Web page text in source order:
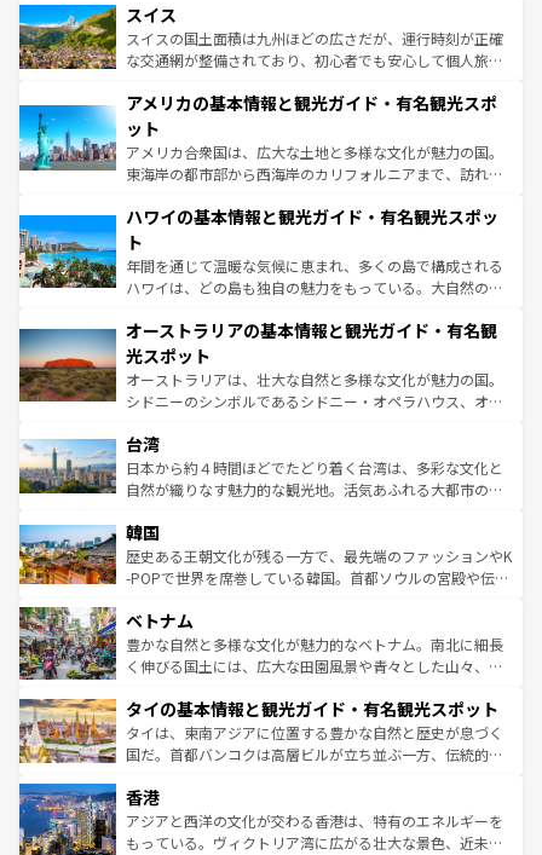
を参照してほしい。
は、お酒好きな人にはぜひ体験してほしい。 なお、新着の
ドイツ情報はコンテンツ一覧を参照してほしい。
リアごとに異なる魅力がある。また、優雅なアフタヌーン
ティー、ビール好きにはたまらない英国パブ、サッカー観
戦など、本場だからこそできる体験も豊富。イギリスを旅
ンツ一覧を参照してほしい。
スイス
スイスの国土面積は九州ほどの広さだが、運行時刻が正確
な交通網が整備されており、初心者でも安心して個人旅行
の建物がそのまま残る町や、スイスならではのユニークな
博物館もあり、アルプス観光だけでなく町歩きも満喫する
ことができる。国民の所得が高いため物価も高いが、旅行
者向けの交通パス提供のサービスもあり、うまく活用すれ
着のスイス情報はコンテンツ一覧を参照してほしい。
アメリカの基本情報と観光ガイド・有名観光スポ
ット
アメリカ合衆国は、広大な土地と多様な文化が魅力の国。
東海岸の都市部から西海岸のカリフォルニアまで、訪れる
のような巨大都市は、観光、ショッピング、エンターテイ
ンメントが詰まった刺激的なスポットだ。一方、アメリカ
西部には大自然が広がり、グランドキャニオンやイエロー
ストーン国立公園といった絶景が堪能できる。さらに、南
文化が魅力。旅行者はアメリカの各地域で異なる魅力を楽
しみながら、その多様性と豊かな歴史を感じることができ
るだろう。車でのロードトリップや列車の旅も、アメリカ
ならではの贅沢な旅のスタイルだ。 なお、新着のアメリカ
情報は コンテンツ一覧 を参照してほしい。
ハワイの基本情報と観光ガイド・有名観光スポッ
ト
年間を通じて温暖な気候に恵まれ、多くの島で構成される
ハワイは、どの島も独自の魅力をもっている。大自然の神
ワイ島は見逃せない。また、定番の観光地といえばオアフ
島だが、静かな自然を求めるならマウイ島やカウアイ島が
おすすめ。エメラルドグリーンに輝く海をはじめ、豊かな
文化や歴史が息づいている。「アロハスピリット」と呼ば
人々、おいしいローカルフードやハワイアンミュージッ
ク、伝統的なフラダンスなど、すべてがハワイの魅力を彩
っている。訪れるたびに新しい発見と感動が待っているハ
はコンテンツ一覧
オーストラリアの基本情報と観光ガイド・有名観
光スポット
オーストラリアは、壮大な自然と多様な文化が魅力の国。
シドニーのシンボルであるシドニー・オペラハウス、オー
リアリーフや大陸中央部にそびえるウルル（エアーズロッ
ク）、タスマニアの美しい原生林やケアンズの熱帯雨林な
ど、見どころがたくさん。また、カフェやワイン、オージ
いる。アクティビティも充実しており、サーフィンやダイ
ビング、ハイキングなど、アウトドア好きにはたまらな
い。オーストラリアの多彩な魅力を存分に味わいつくそ
参照してほしい。
台湾
日本から約４時間ほどでたどり着く台湾は、多彩な文化と
自然が織りなす魅力的な観光地。活気あふれる大都市の台
ン）、静ひつな山岳地帯である台湾東部など、都市の喧騒
と山間の静けさが共存しており、訪れる人に新しい発見と
驚きをもたらしてくれる。また、奥深い台湾の食文化も魅
容にもいいと評判のスイーツなど、バラエティ豊かな料理
が味わえる。 なお、新着の台湾情報は コンテンツ一覧を参
照してほしい。
韓国
歴史ある王朝文化が残る一方で、最先端のファッションやK
-POPで世界を席巻している韓国。首都ソウルの宮殿や伝統
き、地方に足を延ばせば四季折々の自然美を楽しむことが
できる。そして、キムチや焼肉、絶品のストリートフード
まで、さまざまな韓国料理が待っている。夜には、韓国な
リティに包まれながら、韓国の多彩な魅力を心ゆくまで味
わってみてほしい。 なお、新着の韓国情報はコンテンツ一
覧を参照してほしい。
ベトナム
豊かな自然と多様な文化が魅力的なベトナム。南北に細長
く伸びる国土には、広大な田園風景や青々とした山々、世
急速な発展と共に伝統が息づく。ハノイの古い町並みやホ
ーチミン市のフランス統治時代の建物も、独特の雰囲気を
醸し出している。また、バラエティの豊かさとおいしさで
とつ。フォーやバインミー、ベトナムコーヒーなどは、ぜ
ひ現地で味わいたい。どの地域を訪れてもあたたかい人々
が旅行者を迎えてくれるので、きっと忘れられない旅にな
タイの基本情報と観光ガイド・有名観光スポット
タイは、東南アジアに位置する豊かな自然と歴史が息づく
国だ。首都バンコクは高層ビルが立ち並ぶ一方、伝統的な
の活気が交差している。北部ではチェンマイなどの山岳地
帯で自然と触れ合い、南部ではプーケットやクラビの美し
いビーチでリゾート気分を楽しむことができる。タイ料理
香港
アジアと西洋の文化が交わる香港は、特有のエネルギーを
もっている。ヴィクトリア湾に広がる壮大な景色、近未来